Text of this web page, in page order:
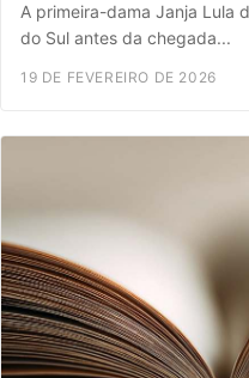
A primeira-dama Janja Lula
do Sul antes da chegada...
19 DE FEVEREIRO DE 2026